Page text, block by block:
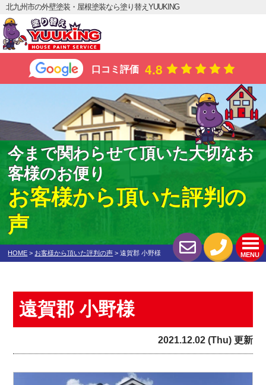
北九州市の外壁塗装・屋根塗装なら塗り替えYUUKING
MENU
口コミ評価 4.8
今まで関わらせて頂いた大切なお
客様のお便り
お客様から頂いた評判の
声
HOME > お客様から頂いた評判の声 >遠賀郡 小野様
遠賀郡 小野様
2021.12.02 (Thu) 更新